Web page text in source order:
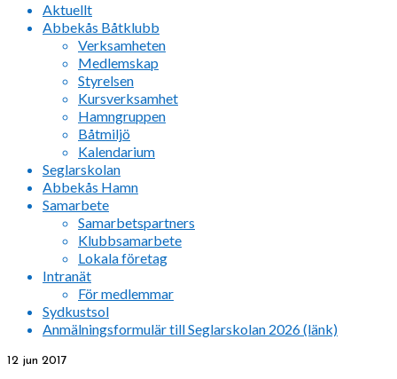
Aktuellt
Abbekås Båtklubb
Verksamheten
Medlemskap
Styrelsen
Kursverksamhet
Hamngruppen
Båtmiljö
Kalendarium
Seglarskolan
Abbekås Hamn
Samarbete
Samarbetspartners
Klubbsamarbete
Lokala företag
Intranät
För medlemmar
Sydkustsol
Anmälningsformulär till Seglarskolan 2026 (länk)
12 jun 2017